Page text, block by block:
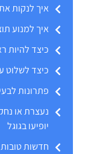
איך לנקות
איך למנוע
כיצד להיות
כיצד לשלוט
פתרונות
נעצרת או
יופיעו בגוגל
חדשות טובות